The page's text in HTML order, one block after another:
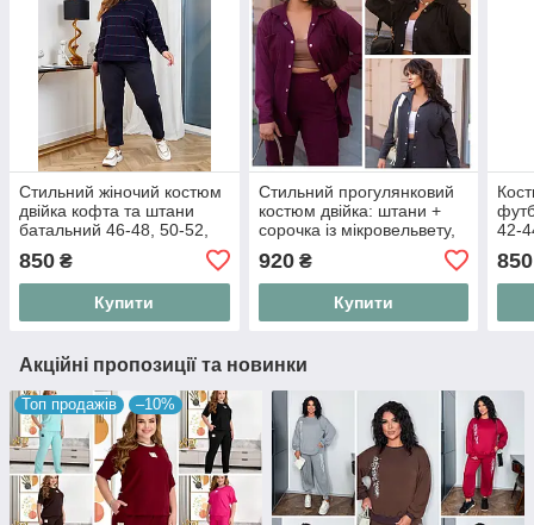
Стильний жіночий костюм
двійка кофта та штани
батальний 46-48, 50-52,
850 ₴
Купити
Стильний прогулянковий
костюм двійка: штани +
сорочка із мікровельвету,
розміри: 48-50, 52-54, 56-
58
920₴
Купити
42-
850
Акційні пропозиції та новинки
Топ продажів –10%